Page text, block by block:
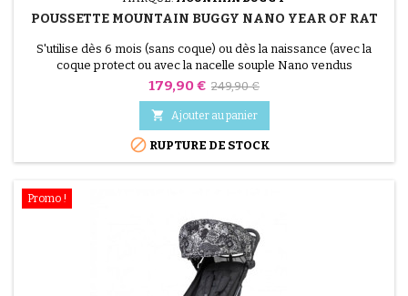
POUSSETTE MOUNTAIN BUGGY NANO YEAR OF RAT
S'utilise dès 6 mois (sans coque) ou dès la naissance (avec la
coque protect ou avec la nacelle souple Nano vendus
séparément) - jusqu'à 4 ans Suivant les compagnies, elle passe
Prix
179,90 € Prix
base
249,90 €
 Ajouter au panier
 RUPTURE DE STOCK
Promo !